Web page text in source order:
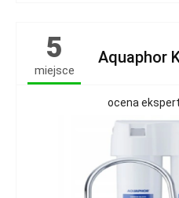
5
miejsce
Aquaphor
ocena